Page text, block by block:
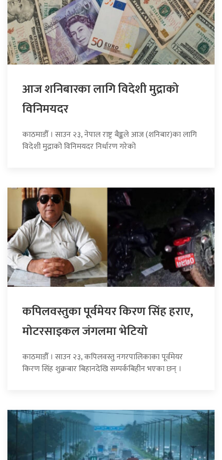
आज शनिबारका लागि विदेशी मुद्राको
विनिमयदर
काठमाडौँ । साउन २३, नेपाल राष्ट्र बैङ्कले आज (शनिबार)का लागि
विदेशी मुद्राको विनिमयदर निर्धारण गरेको
कपिलवस्तुका पूर्वमेयर किरण सिंह हराए,
माेटरसाइकल जंगलमा भेटियाे
काठमाडौँ । साउन २३, कपिलवस्तु नगरपालिकाका पूर्वमेयर
किरण सिंह शुक्रबार बिहानदेखि सम्पर्कबिहीन भएका छन् ।